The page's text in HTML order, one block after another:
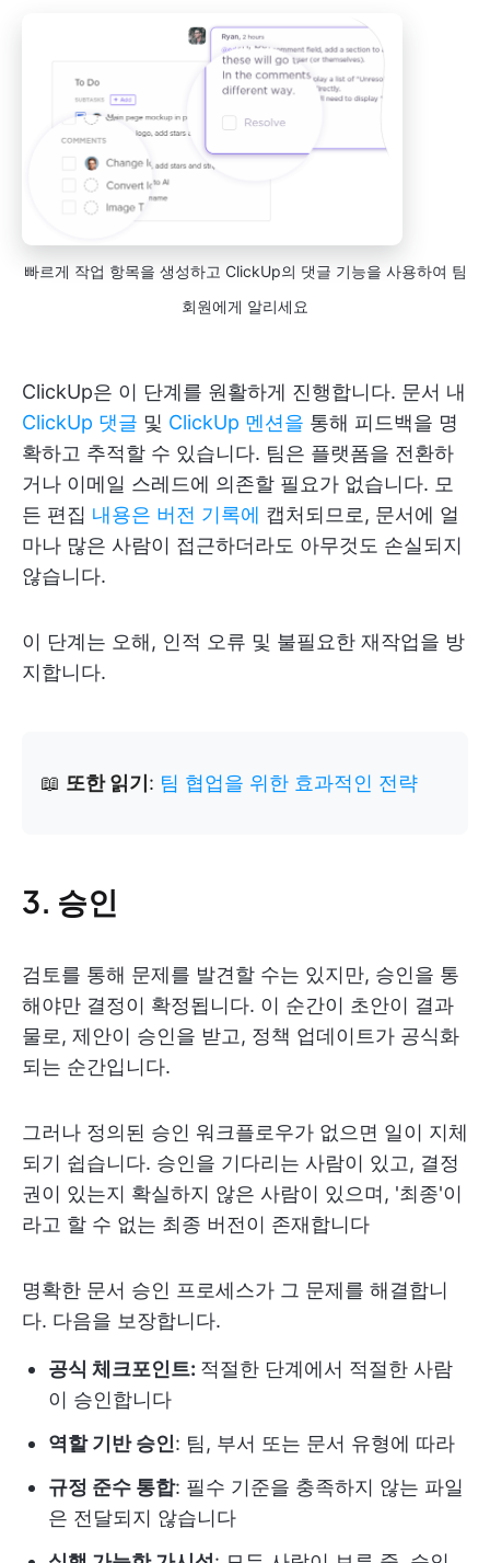
빠르게 작업 항목을 생성하고 ClickUp의 댓글 기능을 사용하여 팀
회원에게 알리세요
ClickUp은 이 단계를 원활하게 진행합니다. 문서 내
ClickUp 댓글 및 ClickUp 멘션을 통해 피드백을 명
확하고 추적할 수 있습니다. 팀은 플랫폼을 전환하
거나 이메일 스레드에 의존할 필요가 없습니다. 모
든 편집 내용은 버전 기록에 캡처되므로, 문서에 얼
마나 많은 사람이 접근하더라도 아무것도 손실되지
않습니다.
이 단계는 오해, 인적 오류 및 불필요한 재작업을 방
지합니다.
📖 또한 읽기 : 팀 협업을 위한 효과적인 전략
3. 승인
검토를 통해 문제를 발견할 수는 있지만, 승인을 통
해야만 결정이 확정됩니다. 이 순간이 초안이 결과
물로, 제안이 승인을 받고, 정책 업데이트가 공식화
되는 순간입니다.
그러나 정의된 승인 워크플로우가 없으면 일이 지체
되기 쉽습니다. 승인을 기다리는 사람이 있고, 결정
권이 있는지 확실하지 않은 사람이 있으며, '최종'이
라고 할 수 없는 최종 버전이 존재합니다
명확한 문서 승인 프로세스가 그 문제를 해결합니
다. 다음을 보장합니다.
공식 체크포인트: 적절한 단계에서 적절한 사람
이 승인합니다
역할 기반 승인: 팀, 부서 또는 문서 유형에 따라
규정 준수 통합: 필수 기준을 충족하지 않는 파일
은 전달되지 않습니다